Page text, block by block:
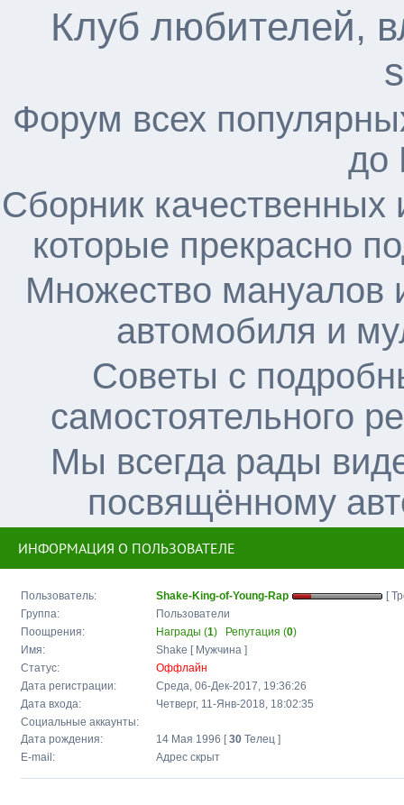
Клуб любителей,
Форум всех
до
Сборник
которые прекрасно
Множество мануалов
автомобиля и
Советы с
самостоятельного
Мы всегда рады
посвящённому
ИНФОРМАЦИЯ О ПОЛЬЗОВАТЕЛЕ
Пользователь: Shake-King-of-Young-Rap
[
Группа:
Пользователи
Поощрения:
Награды (1) Репутация (0)
Имя:
Shake [ Мужчина ]
Статус:
Оффлайн
Дата регистрации:
Среда, 06-Дек-2017, 19:36:26
Дата входа:
Четверг, 11-Янв-2018, 18:02:35
Социальные аккаунты:
Дата рождения:
14 Мая 1996 [30 Телец ]
E-mail:
Адрес скрыт